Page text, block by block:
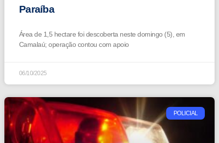
Paraíba
Área de 1,5 hectare foi descoberta neste domingo (5), em
Camalaú; operação contou com apoio
06/10/2025
POLICIAL